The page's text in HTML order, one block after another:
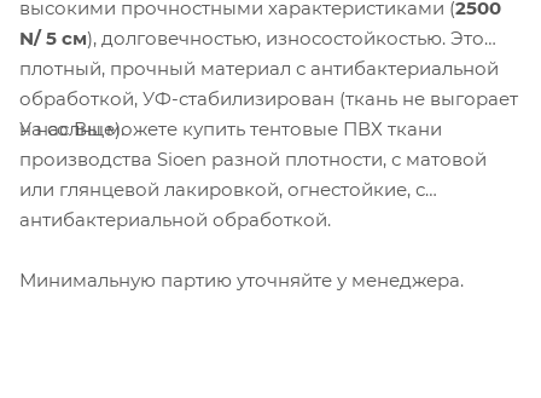
высокими прочностными характеристиками (2500
N/ 5 см), долговечностью, износостойкостью. Это
плотный, прочный материал с антибактериальной
обработкой, УФ-стабилизирован (ткань не выгорает
на солнце).
У нас Вы можете купить тентовые ПВХ ткани
производства Sioen разной плотности, с матовой
или глянцевой лакировкой, огнестойкие, с
антибактериальной обработкой.
Минимальную партию уточняйте у менеджера.
обрабатывает персональные данные с
использованием Яндекс Метрики. Это
улучшает работу сайта и
взаимодействие с ним. Подробнее - в
Политике. Подтвердите ваше согласие,
нажав кнопку "Принять".
Принять